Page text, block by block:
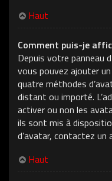
Haut
Comment puis-je
Depuis votre panneau
vous pouvez ajouter
quatre méthodes
distant ou importé.
activer ou non les
ils sont mis à
d’avatar, contactez
Haut